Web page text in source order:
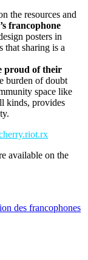
the resources and
francophone
posters in
that sharing is a
proud of their
burden of doubt
space like
kinds, provides
available on the
des francophones